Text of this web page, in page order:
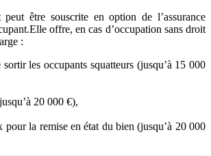
être souscrite en option de l’assurance
offre, en cas d’occupation sans droit
:
les occupants squatteurs (jusqu’à 15 000
20 000 €),
pour la remise en état du bien (jusqu’à 20 000